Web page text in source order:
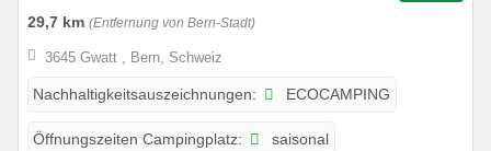
29,7 km (Entfernung von Bern-Stadt)
3645 Gwatt , Bern, Schweiz
Nachhaltigkeitsauszeichnungen: ECOCAMPING
Öffnungszeiten Campingplatz: saisonal